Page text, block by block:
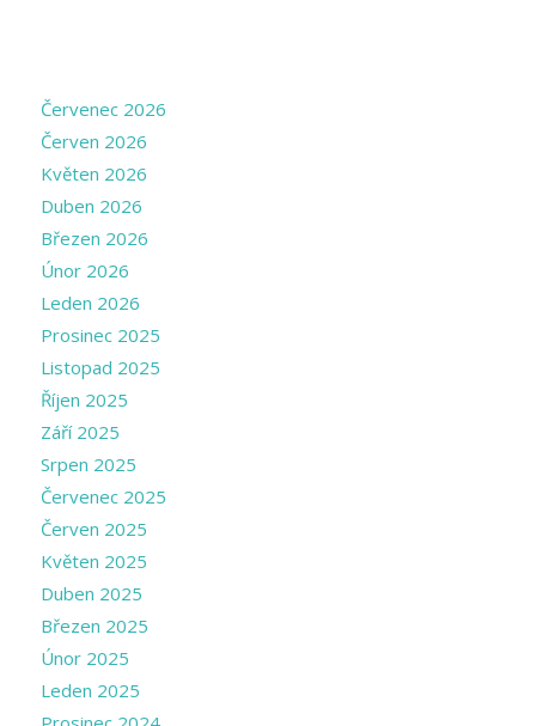
Červenec 2026
Červen 2026
Květen 2026
Duben 2026
Březen 2026
Únor 2026
Leden 2026
Prosinec 2025
Listopad 2025
Říjen 2025
Září 2025
Srpen 2025
Červenec 2025
Červen 2025
Květen 2025
Duben 2025
Březen 2025
Únor 2025
Leden 2025